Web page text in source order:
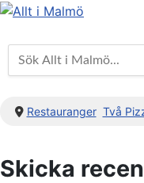
Restauranger Två
Skicka